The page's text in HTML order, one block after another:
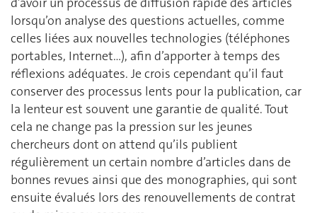
lorsqu’on analyse des questions actuelles, comme
celles liées aux nouvelles technologies (téléphones
portables, Internet…), afin d’apporter à temps des
réflexions adéquates. Je crois cependant qu’il faut
conserver des processus lents pour la publication, car
la lenteur est souvent une garantie de qualité. Tout
cela ne change pas la pression sur les jeunes
chercheurs dont on attend qu’ils publient
régulièrement un certain nombre d’articles dans de
bonnes revues ainsi que des monographies, qui sont
ensuite évalués lors des renouvellements de contrat